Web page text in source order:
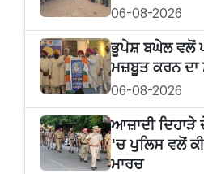
06-08-2026
ਭੂਪੇਸ਼ ਬਘੇਲ ਵਲੋਂ
ਮਜ਼ਬੂਤ ਕਰਨ ਦਾ
06-08-2026
ਆਜ਼ਾਦੀ
'ਚ ਪੁਲਿਸ ਵਲੋਂ
ਮਾਰਚ